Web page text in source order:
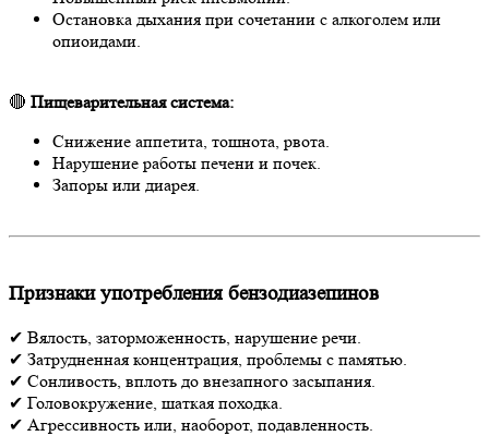
Остановка дыхания при сочетании с алкоголем или
опиоидами.
🔴 Пищеварительная система:
Снижение аппетита, тошнота, рвота.
Нарушение работы печени и почек.
Запоры или диарея.
Признаки употребления бензодиазепинов
✔ Вялость, заторможенность, нарушение речи.
✔ Затрудненная концентрация, проблемы с памятью.
✔ Сонливость, вплоть до внезапного засыпания.
✔ Головокружение, шаткая походка.
✔ Агрессивность или, наоборот, подавленность.